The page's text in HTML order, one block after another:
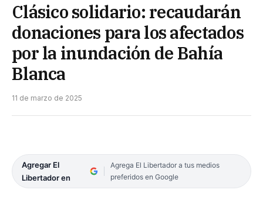
Clásico solidario: recaudarán
donaciones para los afectados
por la inundación de Bahía
Blanca
11 de marzo de 2025
Agregar El
Libertador en
Agrega El Libertador a tus medios
preferidos en Google